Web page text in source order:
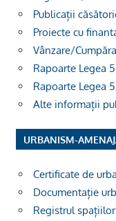
Publicații
Proiecte cu
Vânzare/
Rapoarte Legea
Rapoarte Legea
Alte informații
URBANISM-
Certificate de
Documentație
Registrul